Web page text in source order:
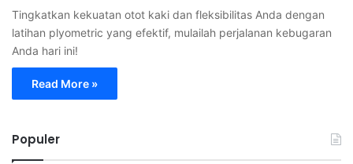
Tingkatkan kekuatan otot kaki dan fleksibilitas Anda dengan
latihan plyometric yang efektif, mulailah perjalanan kebugaran
Anda hari ini!
Read More »
Populer